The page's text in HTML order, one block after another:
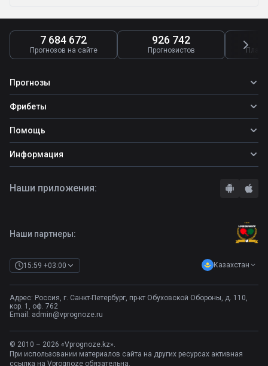
7 684 672
Прогнозов на сайте
926 742
Прогнозистов
Прогнозы
Все прогнозы
Топ ставок
Прогнозы на футбол
Фрибеты
Фрибеты
Фрибет Ubet
Фрибет Фонбет
Фрибет Олимпбет
Помощь
Школа ставок
Вопросы и ответы
Информация
Правила
Наши партнеры:
15:59 +03:00 Казахстан
Адрес: Россия, г. Санкт-Петербург, пр-кт Обуховской Обороны, д. 110,
кор. 1, оф. 762
Email: admin@vprognoze.ru
Наши приложения:
© 2010 – 2026 «Vprognoze.kz».
При использовании материалов сайта на других ресурсах активная
ссылка на Vprognoze обязательна.